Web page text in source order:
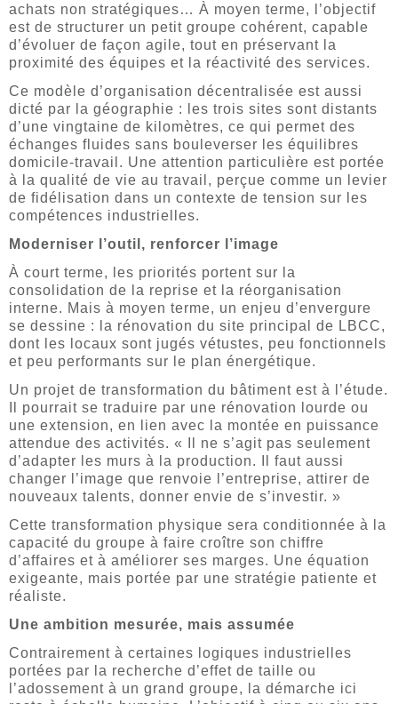
achats non stratégiques… À moyen terme, l’objectif
est de structurer un petit groupe cohérent, capable
d’évoluer de façon agile, tout en préservant la
proximité des équipes et la réactivité des services.
Ce modèle d’organisation décentralisée est aussi
dicté par la géographie : les trois sites sont distants
d’une vingtaine de kilomètres, ce qui permet des
échanges fluides sans bouleverser les équilibres
domicile-travail. Une attention particulière est portée
à la qualité de vie au travail, perçue comme un levier
de fidélisation dans un contexte de tension sur les
compétences industrielles.
Moderniser l’outil, renforcer l’image
À court terme, les priorités portent sur la
consolidation de la reprise et la réorganisation
interne. Mais à moyen terme, un enjeu d’envergure
se dessine : la rénovation du site principal de LBCC,
dont les locaux sont jugés vétustes, peu fonctionnels
et peu performants sur le plan énergétique.
Un projet de transformation du bâtiment est à l’étude.
Il pourrait se traduire par une rénovation lourde ou
une extension, en lien avec la montée en puissance
attendue des activités. « Il ne s’agit pas seulement
d’adapter les murs à la production. Il faut aussi
changer l’image que renvoie l’entreprise, attirer de
nouveaux talents, donner envie de s’investir. »
Cette transformation physique sera conditionnée à la
capacité du groupe à faire croître son chiffre
d’affaires et à améliorer ses marges. Une équation
exigeante, mais portée par une stratégie patiente et
réaliste.
Une ambition mesurée, mais assumée
Contrairement à certaines logiques industrielles
portées par la recherche d’effet de taille ou
l’adossement à un grand groupe, la démarche ici